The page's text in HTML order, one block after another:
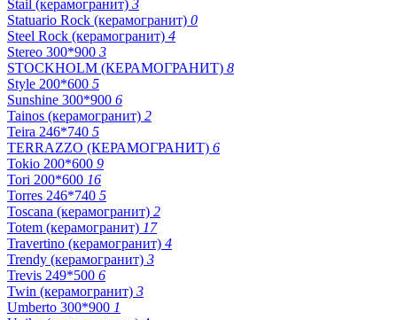
Stail (керамогранит) 3
Statuario Rock (керамогранит) 0
Steel Rock (керамогранит) 4
Stereo 300*900 3
STOCKHOLM (КЕРАМОГРАНИТ) 8
Style 200*600 5
Sunshine 300*900 6
Tainos (керамогранит) 2
Teira 246*740 5
TERRAZZO (КЕРАМОГРАНИТ) 6
Tokio 200*600 9
Tori 200*600 16
Torres 246*740 5
Toscana (керамогранит) 2
Totem (керамогранит) 17
Travertino (керамогранит) 4
Trendy (керамогранит) 3
Trevis 249*500 6
Twin (керамогранит) 3
Umberto 300*900 1